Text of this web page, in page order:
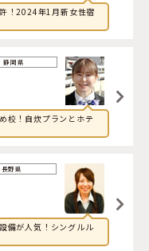
！2024年1月新女性宿
静岡県
校！自炊プランとホテ
長野県
備が人気！シングルル